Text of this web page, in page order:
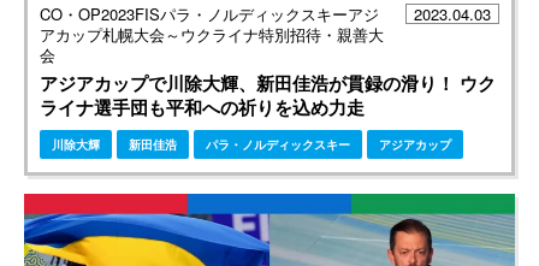
CO・OP2023FISパラ・ノルディックスキーアジ
アカップ札幌大会～ウクライナ特別招待・親善大
会
2023.04.03
アジアカップで川除大輝、新田佳浩が貫録の滑り！ ウク
ライナ選手団も平和への祈りを込め力走
川除大輝 新田佳浩 パラ・ノルディックスキー アジアカップ